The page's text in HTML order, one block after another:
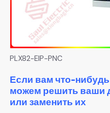
PLX82-EIP-PNC
Если вам что-
можем решить ваши
или заменить их